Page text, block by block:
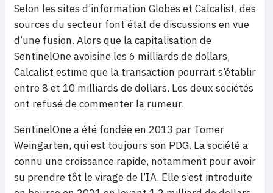
Selon les sites d’information Globes et Calcalist, des
sources du secteur font état de discussions en vue
d’une fusion. Alors que la capitalisation de
SentinelOne avoisine les 6 milliards de dollars,
Calcalist estime que la transaction pourrait s’établir
entre 8 et 10 milliards de dollars. Les deux sociétés
ont refusé de commenter la rumeur.
SentinelOne a été fondée en 2013 par Tomer
Weingarten, qui est toujours son PDG. La société a
connu une croissance rapide, notamment pour avoir
su prendre tôt le virage de l’IA. Elle s’est introduite